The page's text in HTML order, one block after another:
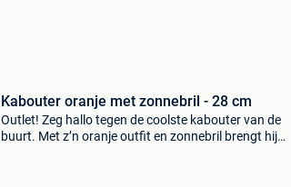
Kabouter oranje met zonnebril - 28 cm
Outlet! Zeg hallo tegen de coolste kabouter van de
buurt. Met z’n oranje outfit en zonnebril brengt hij